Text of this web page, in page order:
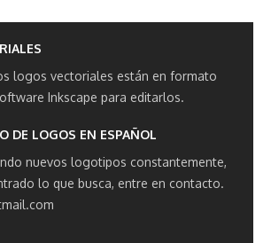
logos vectoriales están en formato
Inkscape para editarlos.
DE LOGOS EN ESPAÑOL
nuevos logotipos constantemente,
lo que busca, entre en contacto.